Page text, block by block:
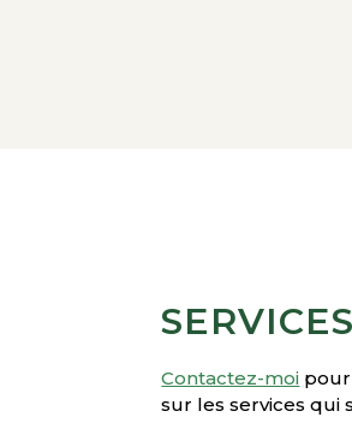
Contactez-moi
sur les services qui